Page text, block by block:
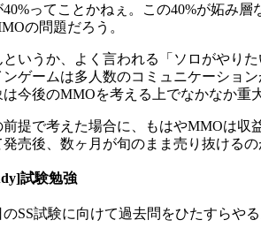
40%ってことかねぇ。この40%が妬み
の問題だろう。
というか、よく言われる「ソロがやり
ンゲームは多人数のコミュニケーショ
は今後のMMOを考える上でなかなか重
前提で考えた場合に、もはやMMOは収
発売後、数ヶ月が旬のまま売り抜けるの
試験勉強
のSS試験に向けて過去問をひたすらや